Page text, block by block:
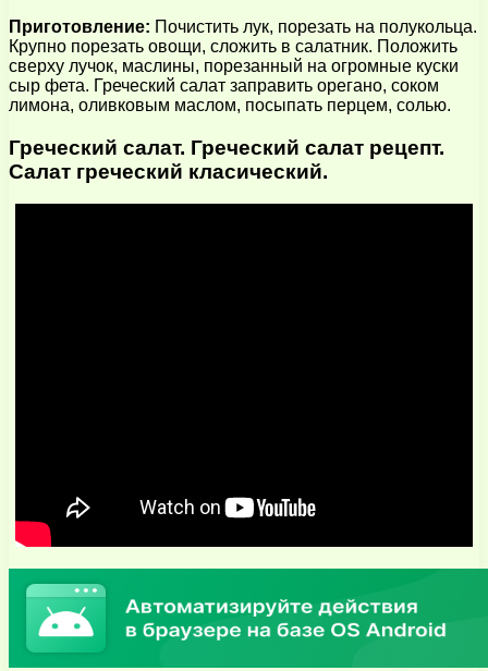
Приготовление: Почистить лук, порезать на полукольца.
Крупно порезать овощи, сложить в салатник. Положить
сверху лучок, маслины, порезанный на огромные куски
сыр фета. Греческий салат заправить орегано, соком
лимона, оливковым маслом, посыпать перцем, солью.
Греческий салат. Греческий салат рецепт.
Салат греческий класический.